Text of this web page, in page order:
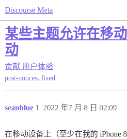
Discourse Meta
某些主题允许在移
动
贡献 用户体验
post-notices, fixed
seanblue 2022 年7 月 8 日 02:09
1
在移动设备上（至少在我的 iPhone